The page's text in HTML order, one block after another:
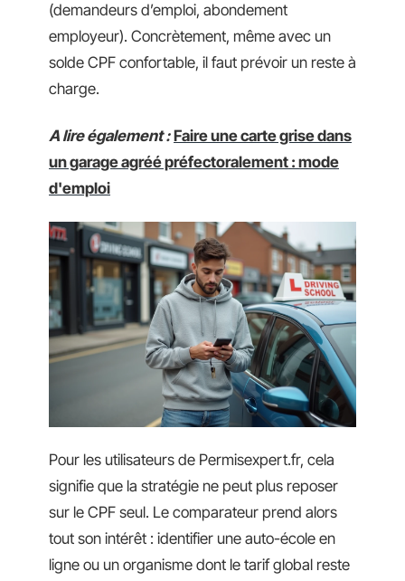
(demandeurs d’emploi, abondement
employeur). Concrètement, même avec un
solde CPF confortable, il faut prévoir un reste à
charge.
A lire également : Faire une carte grise dans
un garage agréé préfectoralement : mode
d'emploi
Pour les utilisateurs de Permisexpert.fr, cela
signifie que la stratégie ne peut plus reposer
sur le CPF seul. Le comparateur prend alors
tout son intérêt : identifier une auto-école en
ligne ou un organisme dont le tarif global reste